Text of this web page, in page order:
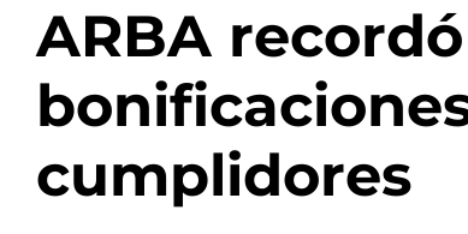
ARBA
cumplidores